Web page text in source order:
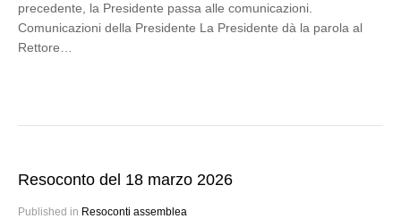
precedente, la Presidente passa alle comunicazioni.
Comunicazioni della Presidente La Presidente dà la parola al
Rettore…
Resoconto del 18 marzo 2026
Published in Resoconti assemblea